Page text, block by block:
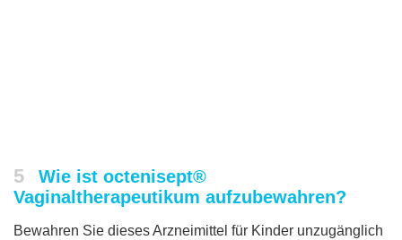
5
Wie ist octenisept®
Vaginaltherapeutikum aufzubewahren?
Bewahren Sie dieses Arzneimittel für Kinder unzugänglich